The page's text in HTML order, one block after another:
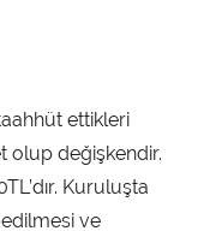
ettikleri
olup değişkendir.
Kuruluşta
ve